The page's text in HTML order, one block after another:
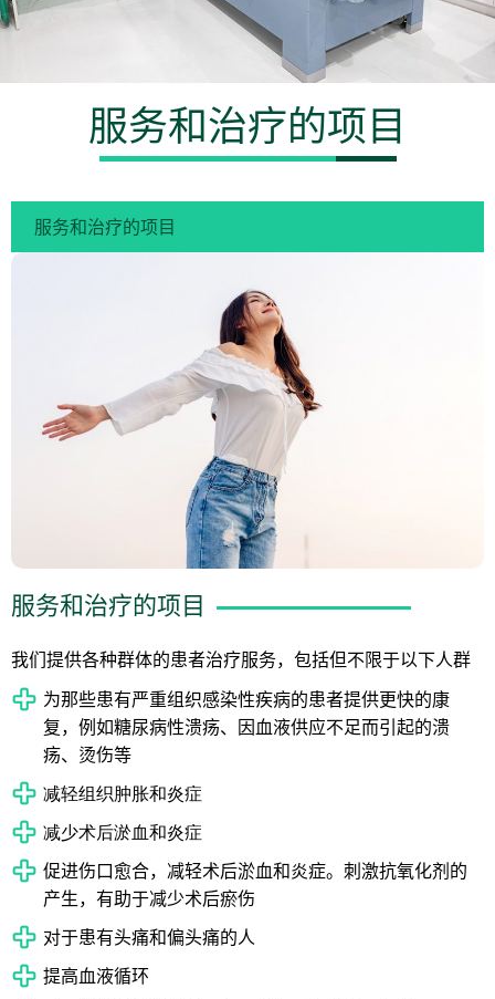
服务和治疗的项目
服务和治疗的项目
服务和治疗的项目
我们提供各种群体的患者治疗服务，包括但不限于以下人群
为那些患有严重组织感染性疾病的患者提供更快的康
复，例如糖尿病性溃疡、因血液供应不足而引起的溃
疡、烫伤等
减轻组织肿胀和炎症
减少术后淤血和炎症
促进伤口愈合，减轻术后淤血和炎症。刺激抗氧化剂的
产生，有助于减少术后瘀伤
对于患有头痛和偏头痛的人
提高血液循环